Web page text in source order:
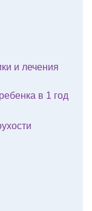
и лечения
в 1 год